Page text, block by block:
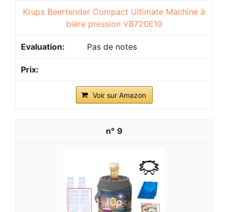
Krups Beertender Compact Ultimate Machine à
bière pression VB720E10
Pas de notes
Voir sur Amazon
9